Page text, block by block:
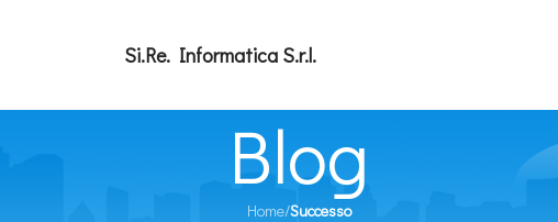
Si.Re. Informatica S.r.l.
Blog
Home/Successo